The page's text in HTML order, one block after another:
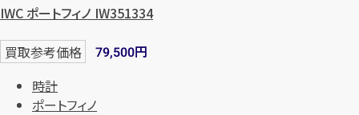
IWC ポートフィノ IW351334
買取参考価格 79,500円
時計
ポートフィノ